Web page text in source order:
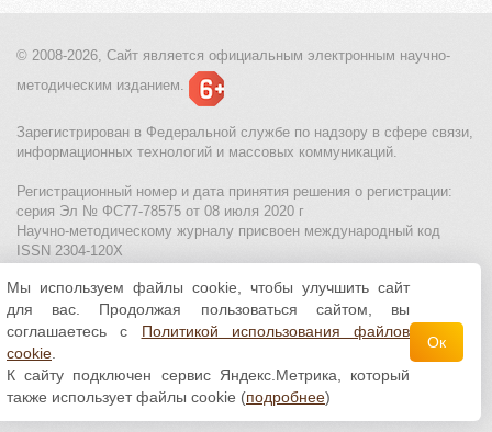
© 2008-2026, Сайт является официальным электронным научно-
методическим изданием.
Зарегистрирован в Федеральной службе по надзору в сфере связи,
информационных технологий и массовых коммуникаций.
Регистрационный номер и дата принятия решения о регистрации:
серия Эл № ФС77-78575 от 08 июля 2020 г
Научно-методическому журналу присвоен международный код
ISSN 2304-120X
МЦИТО|Школьные олимпиады и онлайн конкурсы для детей
Политика использования файлов cookie| Политика обработки и
защиты персональных данных
Все материалы доступны полицензии Creative
Commons С указанием авторства 4.0 Всемирная
Мы используем файлы cookie, чтобы улучшить сайт
для вас. Продолжая пользоваться сайтом, вы
соглашаетесь с Политикой использования файлов
cookie
К сайту подключен сервис Яндекс.Метрика, который
также использует файлы cookie (подробнее)
Ок